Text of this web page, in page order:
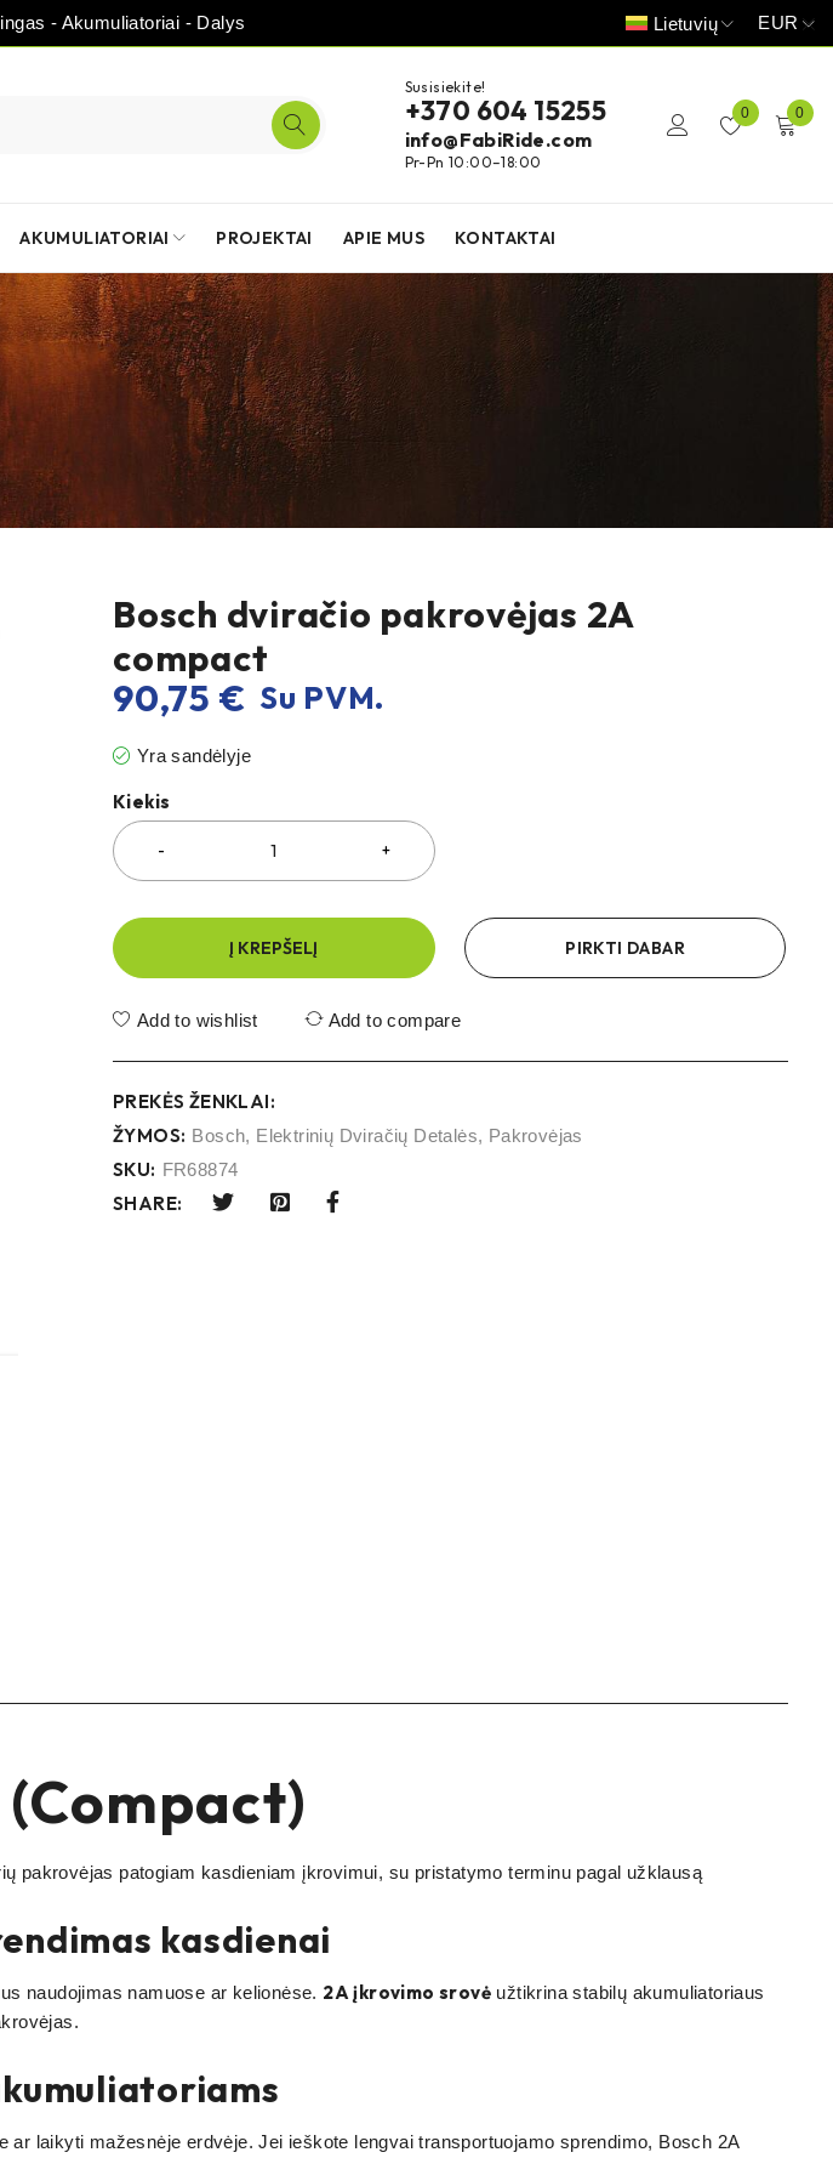
- Akumuliatoriai - Dalys Lietuvių EUR
Susisiekite!
+370 604 15255
info@FabiRide.com
Pr-Pn 10:00–18:00
0 0
AKUMULIATORIAI PROJEKTAI APIE MUS KONTAKTAI
Bosch dviračio pakrovėjas 2A
compact
90,75 € Su PVM.
Yra sandėlyje
Kiekis
Į KREPŠELĮ PIRKTI DABAR
Add to wishlist Add to compare
PREKĖS ŽENKLAI:
ŽYMOS: Bosch, Elektrinių Dviračių Detalės, Pakrovėjas
SKU: FR68874
SHARE:
pakrovėjas patogiam kasdieniam įkrovimui, su pristatymo terminu pagal užklausą
kasdienai
naudojimas namuose ar kelionėse. 2A įkrovimo srovė užtikrina stabilų akumuliatoriaus
ar laikyti mažesnėje erdvėje. Jei ieškote lengvai transportuojamo sprendimo, Bosch 2A